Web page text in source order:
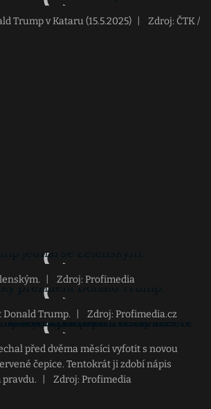
Trump v Kataru (15.5.2025)
Zdroj: ČTK /
Zdroj: Profimedia
Trump. Zdroj: Profimedia.cz
před dvěma měsíci vyfotit s novou
čepice. Tentokrát ji zdobí nápis
pravdu.
Zdroj: Profimedia